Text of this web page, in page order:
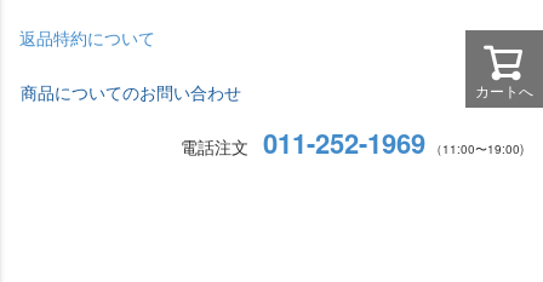
返品特約について
商品についてのお問い合わせ
電話注文 011-252-1969 （11:00〜19:00)
カートへ